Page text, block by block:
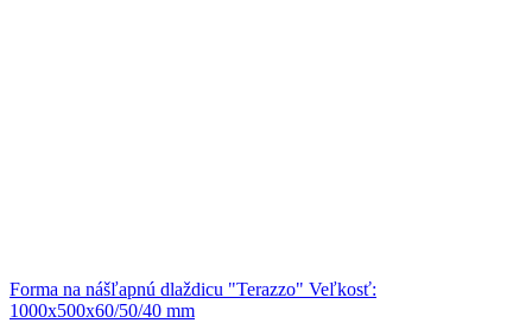
Forma na nášľapnú dlaždicu "Terazzo" Veľkosť:
1000х500х60/50/40 mm